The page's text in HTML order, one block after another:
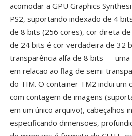
acomodar a GPU Graphics
PS2, suportando indexado de 4
de 8 bits (256 cores), cor direta
de 24 bits é cor verdadeira de 32
transparência alfa de 8 bits — uma
em relacao ao flag de semi-
do TIM. O container TM2 inclui um
com contagem de imagens
em um único arquivo), cabeçalhos
especificando dimensões,